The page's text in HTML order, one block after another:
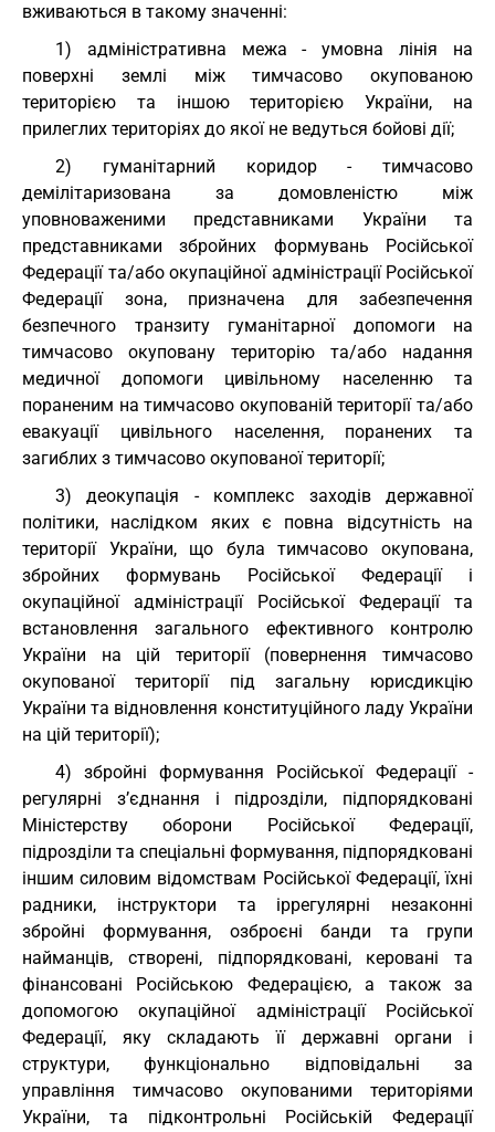
вживаються в такому значенні:
1) адміністративна межа - умовна лінія на
поверхні землі між тимчасово окупованою
територією та іншою територією України, на
прилеглих територіях до якої не ведуться бойові дії;
2) гуманітарний коридор - тимчасово
демілітаризована за домовленістю між
уповноваженими представниками України та
представниками збройних формувань Російської
Федерації та/або окупаційної адміністрації Російської
Федерації зона, призначена для забезпечення
безпечного транзиту гуманітарної допомоги на
тимчасово окуповану територію та/або надання
медичної допомоги цивільному населенню та
пораненим на тимчасово окупованій території та/або
евакуації цивільного населення, поранених та
загиблих з тимчасово окупованої території;
3) деокупація - комплекс заходів державної
політики, наслідком яких є повна відсутність на
території України, що була тимчасово окупована,
збройних формувань Російської Федерації і
окупаційної адміністрації Російської Федерації та
встановлення загального ефективного контролю
України на цій території (повернення тимчасово
окупованої території під загальну юрисдикцію
України та відновлення конституційного ладу України
на цій території);
4) збройні формування Російської Федерації -
регулярні з’єднання і підрозділи, підпорядковані
Міністерству оборони Російської Федерації,
підрозділи та спеціальні формування, підпорядковані
іншим силовим відомствам Російської Федерації, їхні
радники, інструктори та іррегулярні незаконні
збройні формування, озброєні банди та групи
найманців, створені, підпорядковані, керовані та
фінансовані Російською Федерацією, а також за
допомогою окупаційної адміністрації Російської
Федерації, яку складають її державні органи і
структури, функціонально відповідальні за
управління тимчасово окупованими територіями
України, та підконтрольні Російській Федерації